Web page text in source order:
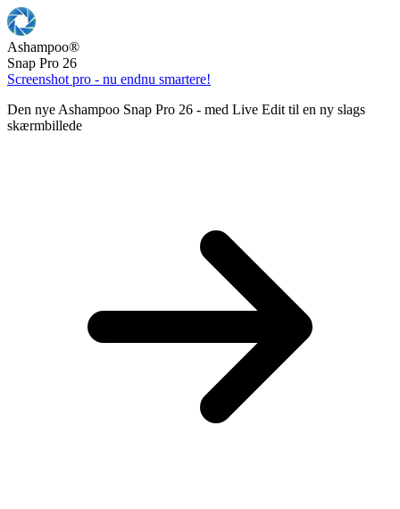
Ashampoo®
Snap Pro 26
Screenshot pro - nu endnu smartere!
Den nye Ashampoo Snap Pro 26 - med Live Edit til en ny slags
skærmbillede